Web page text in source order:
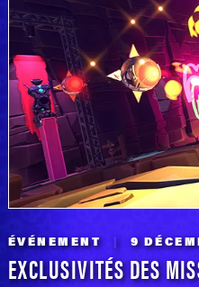
ÉVÉNEMENT 9
EXCLUSIVITÉS DES